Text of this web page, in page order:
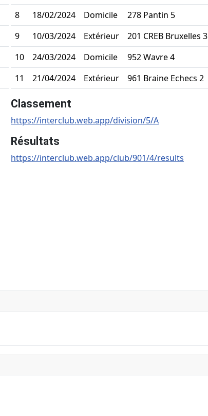
8
18/02/2024 Domicile
278 Pantin 5
9
10/03/2024 Extérieur
201 CREB Bruxelles 3
10
24/03/2024 Domicile
952 Wavre 4
11
21/04/2024 Extérieur 961 Braine Echecs 2
Classement
https://interclub.web.app/division/5/A
Résultats
https://interclub.web.app/club/901/4/results